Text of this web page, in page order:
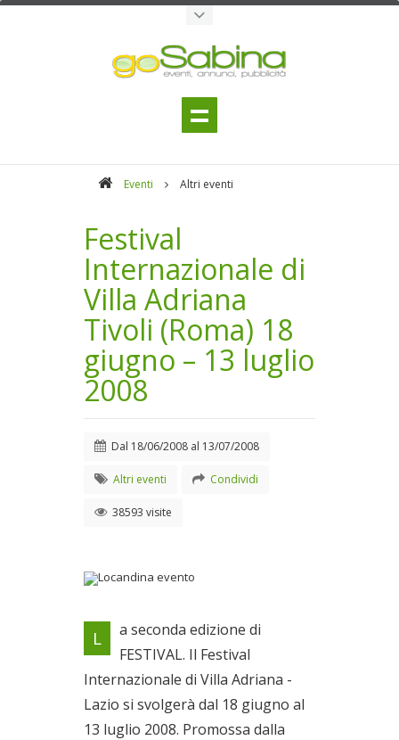
Eventi Altri eventi
Festival
Internazionale di
Villa Adriana
Tivoli (Roma) 18
giugno – 13 luglio
2008
Dal 18/06/2008 al 13/07/2008
Altri eventi Condividi
38593 visite
Locandina evento
Dal 18/06/2008 al
13/07/2008
L
a seconda edizione di
FESTIVAL. Il Festival
Internazionale di Villa Adriana -
Lazio si svolgerà dal 18 giugno al
13 luglio 2008. Promossa dalla